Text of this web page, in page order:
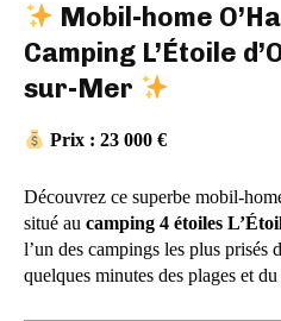
Mobil-home
Camping L’Étoile
sur-Mer
Prix : 23 000 €
Découvrez ce superbe mobil-
situé au camping 4 étoiles
l’un des campings les plus prisés
quelques minutes des plages et